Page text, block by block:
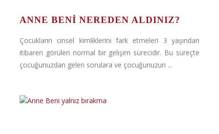
ANNE BENI NEREDEN ALDINIZ?
Çocukların cinsel kimliklerini fark etmeleri 3 yaşından
itibaren görülen normal bir gelişim sürecidir. Bu süreçte
çocuğunuzdan gelen sorulara ve çocuğunuzun ...